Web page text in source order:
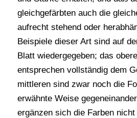
gleichgefärbten auch die
aufrecht stehend oder
Beispiele dieser Art sind auf
Blatt wiedergegeben; das
entsprechen vollständig dem
mittleren sind zwar noch die
erwähnte Weise
ergänzen sich die Farben